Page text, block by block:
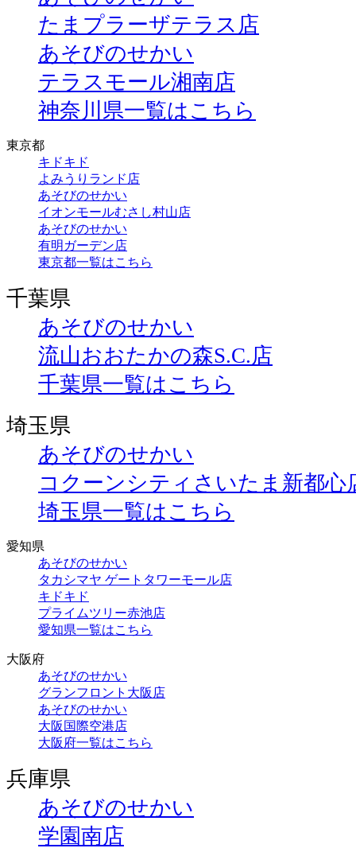
たまプラーザテラス店
あそびのせかい
テラスモール湘南店
神奈川県一覧はこちら
東京都
キドキド
よみうりランド店
あそびのせかい
イオンモールむさし村山店
あそびのせかい
有明ガーデン店
東京都一覧はこちら
千葉県
あそびのせかい
流山おおたかの森S.C.店
千葉県一覧はこちら
埼玉県
あそびのせかい
コクーンシティさいたま新都心
埼玉県一覧はこちら
愛知県
あそびのせかい
タカシマヤ ゲートタワーモール店
キドキド
プライムツリー赤池店
愛知県一覧はこちら
大阪府
あそびのせかい
グランフロント大阪店
あそびのせかい
大阪国際空港店
大阪府一覧はこちら
兵庫県
あそびのせかい
学園南店